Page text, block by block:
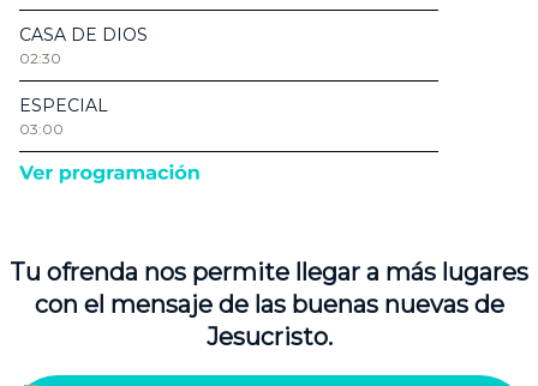
Tu ofrenda nos permite llegar a más lugares
con el mensaje de las buenas nuevas de
Jesucristo.